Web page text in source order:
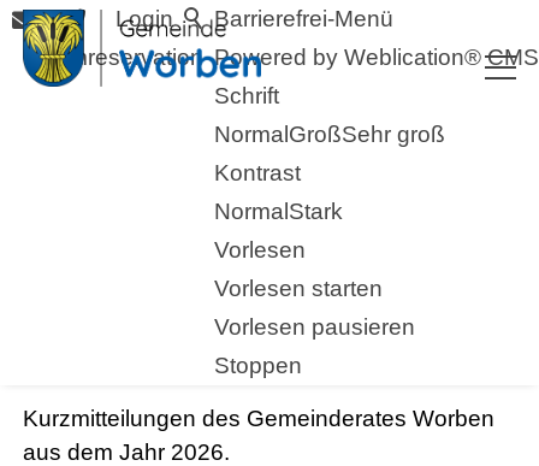
Barrierefrei-Menü
Powered by Weblication® CMS
Schrift
Normal GroßSehr groß
Kontrast
Normal Stark
Vorlesen
Vorlesen starten
Vorlesen pausieren
Stoppen
Login
Raumreservation
Kurzmitteilungen des Gemeinderates Worben
aus dem Jahr 2026.